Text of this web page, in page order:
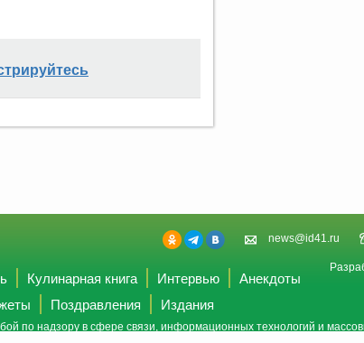
news@id41.ru
Кулинарная книга Интервью
Анекдоты
Поздравления Издания
по надзору в сфере связи, информационных технологий и